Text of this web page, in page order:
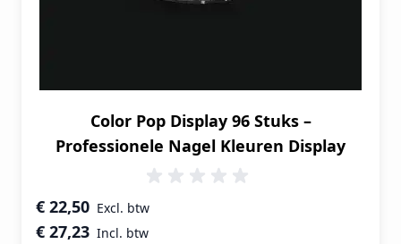
Color Pop Display 96 Stuks –
Professionele Nagel Kleuren Display
Speciale prijs
€ 27,23
€ 22,50